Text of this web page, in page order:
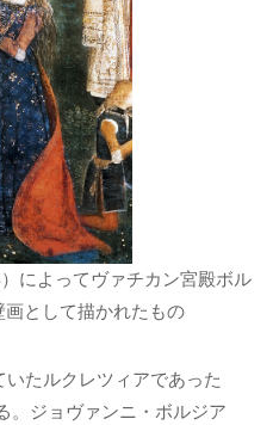
）によってヴァチカン宮殿ボル
として描かれたもの
たルクレツィアであった
。ジョヴァンニ・ボルジア